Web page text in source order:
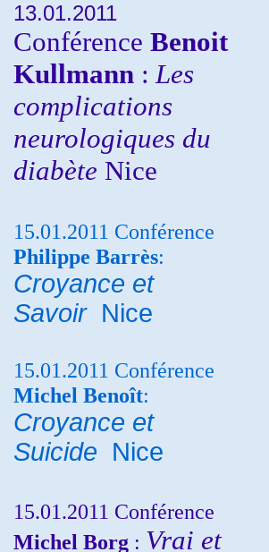
13.01.2011
Conférence Benoit
Kullmann : Les
complications
neurologiques du
diabète Nice
15.01.2011 Conférence
Philippe Barrès:
Croyance et
Savoir Nice
15.01.2011 Conférence
Michel Benoît:
Croyance et
Suicide Nice
15.01.2011 Conférence
Michel Borg : Vrai et